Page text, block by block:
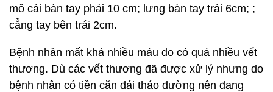
mô cái bàn tay phải 10 cm; lưng bàn tay trái 6cm; ;
cẳng tay bên trái 2cm.
Bệnh nhân mất khá nhiều máu do có quá nhiều vết
thương. Dù các vết thương đã được xử lý nhưng do
bệnh nhân có tiền căn đái tháo đường nên đang